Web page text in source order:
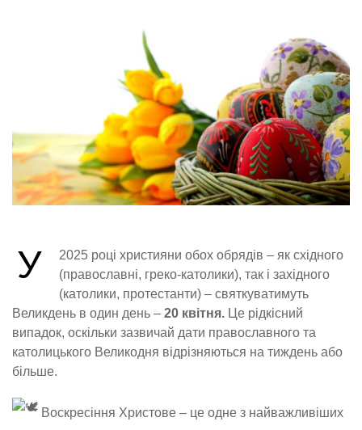
У
2025 році християни обох обрядів – як східного
(православні, греко-католики), так і західного
(католики, протестанти) – святкуватимуть
Великдень в один день – 20 квітня. Це рідкісний
випадок, оскільки зазвичай дати православного та
католицького Великодня відрізняються на тиждень або
більше.
Воскресіння Христове – це одне з найважливіших